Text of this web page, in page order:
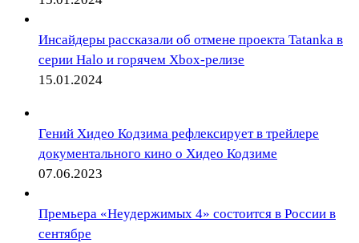
Инсайдеры рассказали об отмене проекта Tatanka в
серии Halo и горячем Xbox-релизе
15.01.2024
Гений Хидео Кодзима рефлексирует в трейлере
документального кино о Хидео Кодзиме
07.06.2023
Премьера «Неудержимых 4» состоится в России в
сентябре